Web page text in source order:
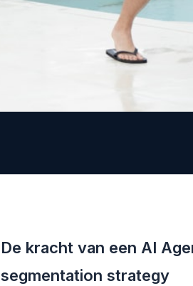
De kracht van een AI
segmentation strategy